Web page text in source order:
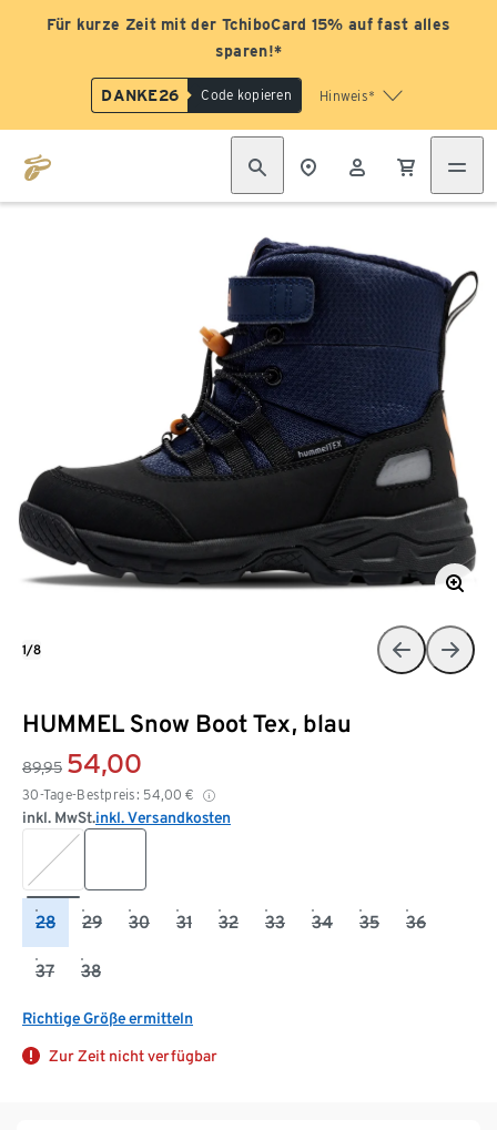
Für kurze Zeit mit der TchiboCard 15% auf fast alles
sparen!*
DANKE26 Code kopieren Hinweis*
HUMMEL Snow Boot Tex, blau
89,95 54,00
30-Tage-Bestpreis: 54,00 €
inkl. MwSt.inkl. Versandkosten
28 29 30 31 32 33 34 35 36
37 38
Richtige Größe ermitteln
Zur Zeit nicht verfügbar
1/8